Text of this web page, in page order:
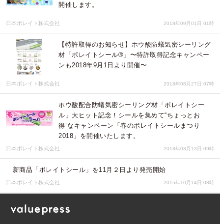
開催します。
日本ボレイト株式会社 2018年09月01日 01時
【特許取得のお知らせ】ホウ酸防蟻気密シーリング
材「ボレイトシール®」〜特許取得記念キャンペー
ンも2018年9月1日より開催〜
日本ボレイト株式会社 2018年08月27日 07時
ホウ酸配合防蟻気密シーリング材「ボレイトシー
ル」大ヒット記念！シールを集めて“ちょっとお
得”なキャンペーン「春のボレイトシールまつり
2018」を開催いたします。
日本ボレイト株式会社 2018年03月13日 09時
新商品「ボレイトシール」を11月２日より発売開始
日本ボレイト株式会社 2015年10月14日 08時